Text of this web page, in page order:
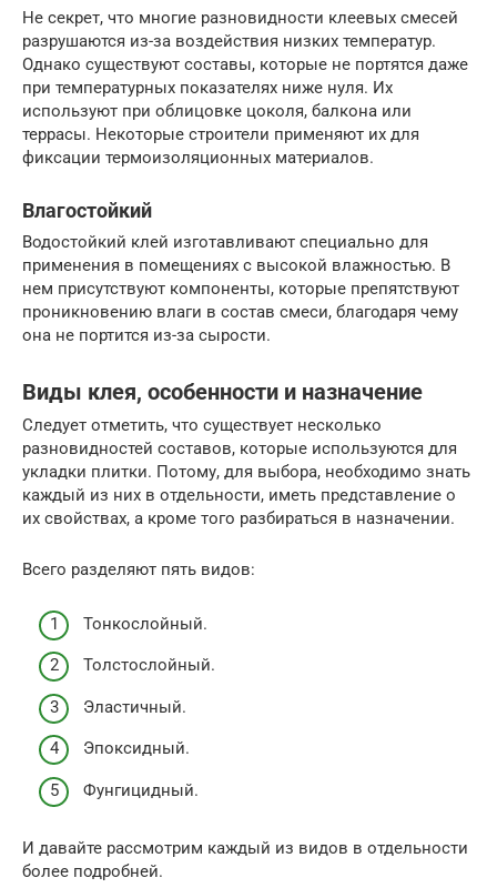
Не секрет, что многие разновидности клеевых смесей
разрушаются из-за воздействия низких температур.
Однако существуют составы, которые не портятся даже
при температурных показателях ниже нуля. Их
используют при облицовке цоколя, балкона или
террасы. Некоторые строители применяют их для
фиксации термоизоляционных материалов.
Влагостойкий
Водостойкий клей изготавливают специально для
применения в помещениях с высокой влажностью. В
нем присутствуют компоненты, которые препятствуют
проникновению влаги в состав смеси, благодаря чему
она не портится из-за сырости.
Виды клея, особенности и назначение
Следует отметить, что существует несколько
разновидностей составов, которые используются для
укладки плитки. Потому, для выбора, необходимо знать
каждый из них в отдельности, иметь представление о
их свойствах, а кроме того разбираться в назначении.
Всего разделяют пять видов:
Тонкослойный.
Толстослойный.
Эластичный.
Эпоксидный.
Фунгицидный.
И давайте рассмотрим каждый из видов в отдельности
более подробней.